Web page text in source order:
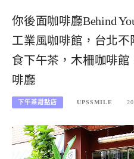
你後面咖啡廳Behind
工業風咖啡館，台北
食下午茶，木柵咖啡館
啡廳
下午茶甜點店 UPSSMILE